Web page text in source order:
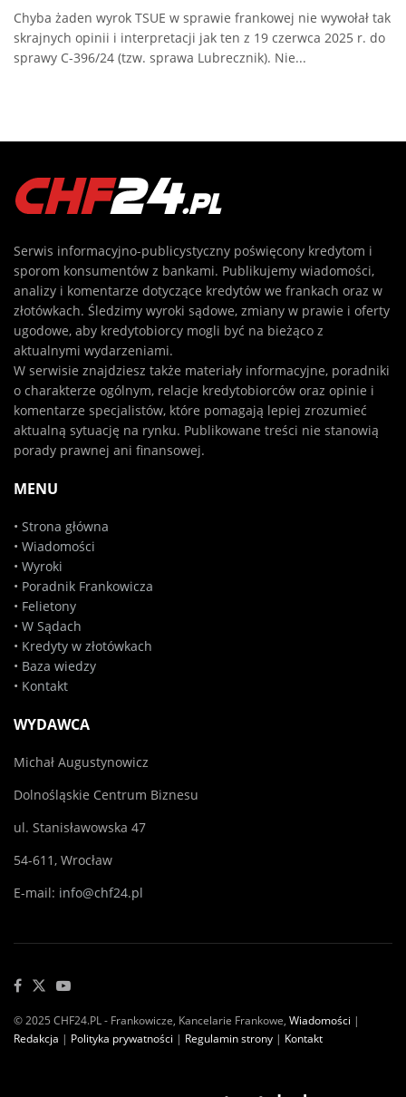
Chyba żaden wyrok TSUE w sprawie frankowej nie wywołał tak
skrajnych opinii i interpretacji jak ten z 19 czerwca 2025 r. do
sprawy C-396/24 (tzw. sprawa Lubrecznik). Nie...
Serwis informacyjno-publicystyczny poświęcony kredytom i
sporom konsumentów z bankami. Publikujemy wiadomości,
analizy i komentarze dotyczące kredytów we frankach oraz w
złotówkach. Śledzimy wyroki sądowe, zmiany w prawie i oferty
ugodowe, aby kredytobiorcy mogli być na bieżąco z
aktualnymi wydarzeniami.
W serwisie znajdziesz także materiały informacyjne, poradniki
o charakterze ogólnym, relacje kredytobiorców oraz opinie i
komentarze specjalistów, które pomagają lepiej zrozumieć
aktualną sytuację na rynku. Publikowane treści nie stanowią
porady prawnej ani finansowej.
MENU
• Strona główna
• Wiadomości
• Wyroki
• Poradnik Frankowicza
• Felietony
• W Sądach
• Kredyty w złotówkach
• Baza wiedzy
• Kontakt
WYDAWCA
Michał Augustynowicz
Dolnośląskie Centrum Biznesu
ul. Stanisławowska 47
54-611, Wrocław
E-mail: info@chf24.pl
© 2025 CHF24.PL - Frankowicze, Kancelarie Frankowe, Wiadomości |
Redakcja | Polityka prywatności | Regulamin strony | Kontakt